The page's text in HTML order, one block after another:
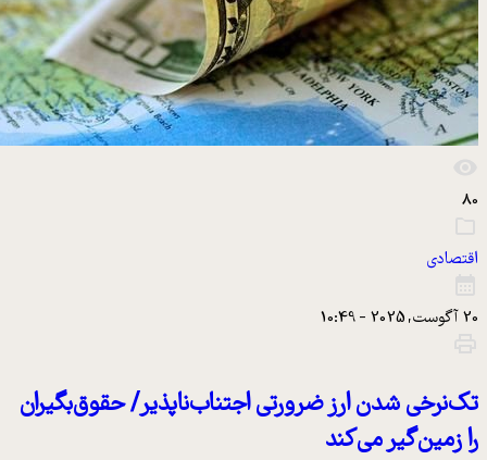
2025 - 10:49
شدن ارز ضرورتی اجتناب‌ناپذیر/ حقوق‌بگیران
زمین‌گیر می‌کند